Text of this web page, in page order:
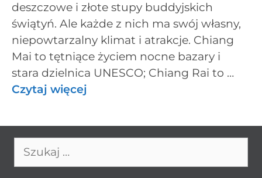
deszczowe i złote stupy buddyjskich
świątyń. Ale każde z nich ma swój własny,
niepowtarzalny klimat i atrakcje. Chiang
Mai to tętniące życiem nocne bazary i
stara dzielnica UNESCO; Chiang Rai to …
Czytaj więcej